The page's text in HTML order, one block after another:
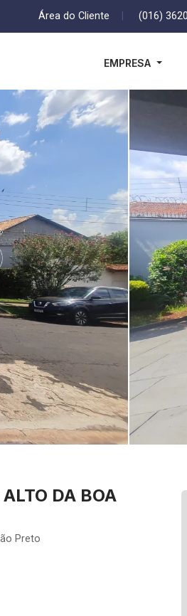
Área do Cliente (016)
EMPRESA
DA BOA
Preto